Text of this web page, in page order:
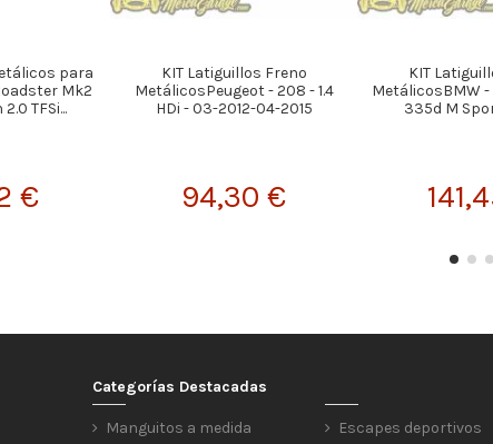
para
Mk2
TFSi...
€
KIT Latiguillos Freno
MetálicosPeugeot - 208 - 1.4
HDi - 03-2012-04-2015
94,30 €
KIT
MetálicosBMW -
335d M
Categorías Destacadas
Manguitos a medida
Escapes deportivos